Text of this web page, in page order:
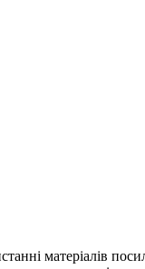
матеріалів